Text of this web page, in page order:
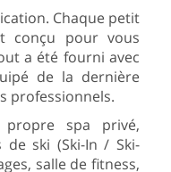
Chaque petit
conçu pour vous
a été fourni avec
de la dernière
professionnels.
spa privé,
ski (Ski-In / Ski-
salle de fitness,